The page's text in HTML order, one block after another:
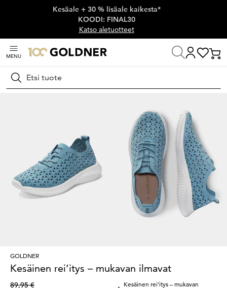
Ohita siirtymä, siirry pääsisältöön
Kesäale + 30 % lisäale kaikesta*
KOODI: FINAL30
Katso aletuotteet
MENU
Hae
Koti Kengät ja asusteet
GOLDNER
Kesäinen rei’itys – mukavan ilmavat
89,95 €
Kesäinen rei’itys – mukavan